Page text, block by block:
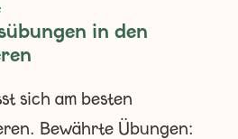
in den
sich am besten
Bewährte Übungen: